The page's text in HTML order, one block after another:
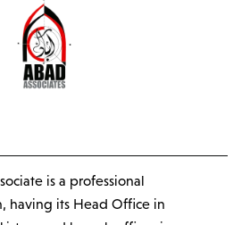
is a professional
having its Head Office in